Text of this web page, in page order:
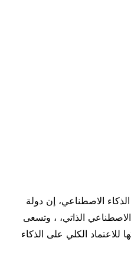
الاصطناعي، إن دولة
الاصطناعي الذاتي، ، وتسعى
مؤسساتها للاعتماد الكلي على الذكاء